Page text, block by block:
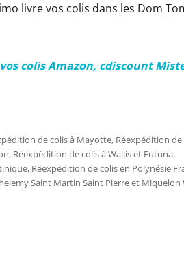
livre vos colis dans les Dom
colis Amazon, cdiscount
de colis à Mayotte, Réexpédition de
, Réexpédition de colis à Wallis et Futuna,
, Réexpédition de colis en Polynésie
Saint Martin Saint Pierre et Miquelon